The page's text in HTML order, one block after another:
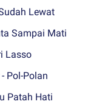
Lewat
Sampai Mati
Lasso
Pol-Polan
Patah Hati